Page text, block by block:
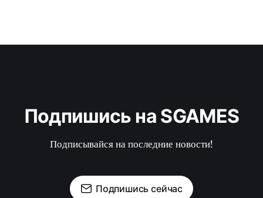
Подпишись на SGAMES
Подписывайся на последние новости!
Подпишись сейчас